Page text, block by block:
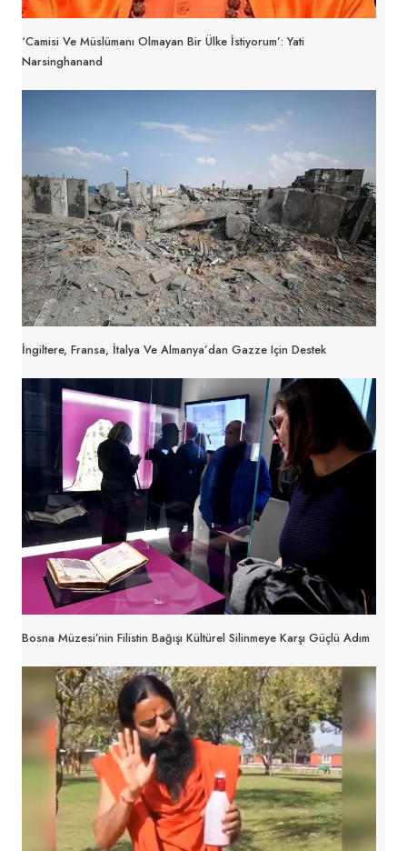
‘Camisi Ve Müslümanı Olmayan Bir Ülke İstiyorum’: Yati
Narsinghanand
İngiltere, Fransa, İtalya Ve Almanya’dan Gazze Için Destek
Bosna Müzesi’nin Filistin Bağışı Kültürel Silinmeye Karşı Güçlü Adım